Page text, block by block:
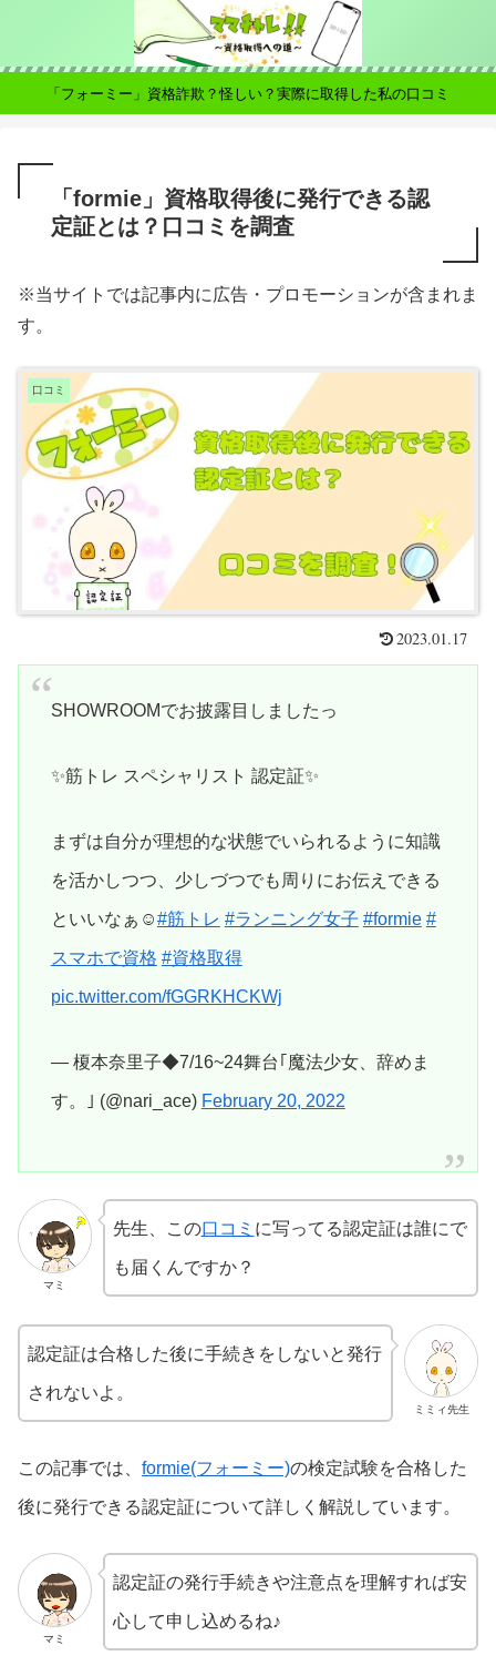
「フォーミー」資格詐欺？怪しい？実際に取得した私の口コミ
「formie」資格取得後に発行できる認
定証とは？口コミを調査
※当サイトでは記事内に広告・プロモーションが含まれま
す。
口コミ
2023.01.17
SHOWROOMでお披露目しましたっ
✨筋トレ スペシャリスト 認定証✨
まずは自分が理想的な状態でいられるように知識
を活かしつつ、少しづつでも周りにお伝えできる
といいなぁ☺️#筋トレ #ランニング女子 #formie #
スマホで資格 #資格取得
pic.twitter.com/fGGRKHCKWj
— 榎本奈里子◆7/16~24舞台｢魔法少女、辞めま
す。｣ (@nari_ace) February 20, 2022
マミ
先生、この口コミ に写ってる認定証は誰にで
も届くんですか？
ミミィ先生
認定証は合格した後に手続きをしないと発行
されないよ。
この記事では、 formie(フォーミー)の検定試験を合格した
後に発行できる認定証について詳しく解説しています。
マミ
認定証の発行手続きや注意点を理解すれば安
心して申し込めるね♪